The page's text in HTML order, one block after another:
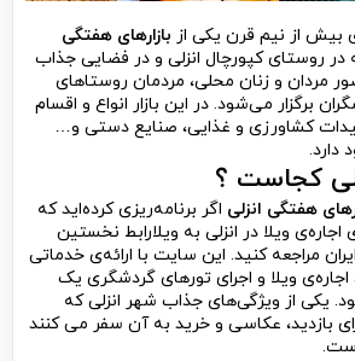
بازارهای هفتگی
روستای کپورچال انزلی و در فضایی جذاب
مردان و زنان محلی، مردمان روستاهای
برگزار می‌شود. در این بازار انواع و اقسام
کشاورزی و غذایی، صنایع دستی و…
دارد.
کجاست ؟
هفتگی انزلی اگر برنامه‌ریزی کرده‌اید که
اجاره‌ی ویلا در انزلی به ویلارابط نخستین
مراجعه کنید. این سایت با ارائه‌ی خدماتی
ویلا و اجرای تورهای گردشگری یک
یکی از ویژگی‌های جذاب شهر انزلی که
بازدید، عکاسی و خرید به آن سفر می کنند